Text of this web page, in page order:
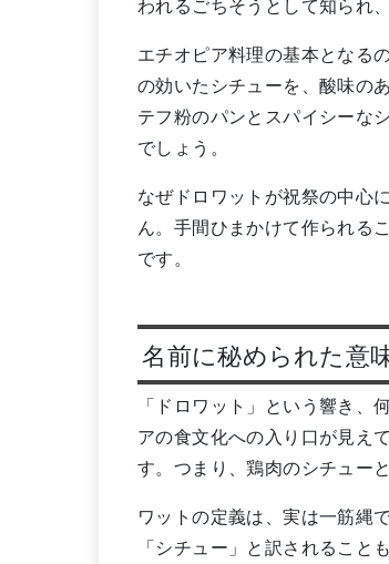
われるごちそうとして知られ
エチオピア料理の基本となる
の効いたシチューを、酸味の
テフ粉のパンとスパイシーな
でしょう。
なぜドロワットが祝祭の中心
ん。手間ひまかけて作られる
です。
名前に秘められた意
「ドロワット」という響き
アの食文化への入り口が見え
す。つまり、鶏肉のシチュー
ワットの定義は、実は一筋縄
「シチュー」と訳されるこ